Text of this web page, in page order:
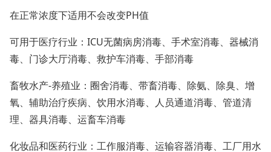
在正常浓度下适用不会改变PH值
可用于医疗行业： ICU无菌病房消毒、手术室消毒、器械消
毒、门诊大厅消毒、救护车消毒、手部消毒
畜牧水产-养殖业：圈舍消毒、带畜消毒、除氨、除臭、增
氧、辅助治疗疾病、饮用水消毒、人员通道消毒、管道清
理、器具消毒、运畜车消毒
化妆品和医药行业：工作服消毒、运输容器消毒、工厂用水